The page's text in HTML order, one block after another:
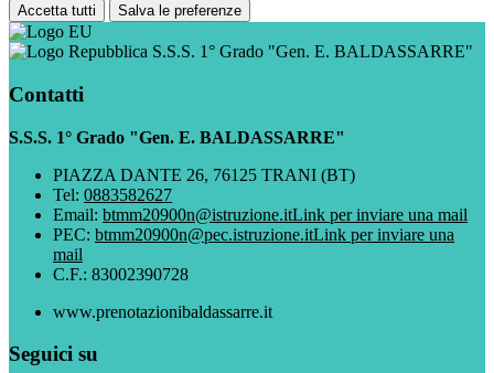
Accetta tutti Salva le preferenze
S.S.S. 1° Grado "Gen. E. BALDASSARRE"
Contatti
S.S.S. 1° Grado "Gen. E. BALDASSARRE"
PIAZZA DANTE 26, 76125 TRANI (BT)
Tel: 0883582627
Email: btmm20900n@istruzione.itLink per inviare una mail
PEC: btmm20900n@pec.istruzione.itLink per inviare una
mail
C.F.: 83002390728
www.prenotazionibaldassarre.it
Seguici su